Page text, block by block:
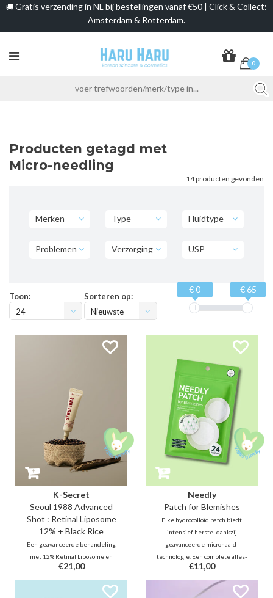
🚚 Gratis verzending in NL bij bestellingen vanaf €50 | Click & Collect:
Amsterdam & Rotterdam.
0
Producten getagd met
Micro-needling
14 producten gevonden
Merken Type Huidtype
Problemen Verzorging USP
Toon:
24
Sorteren op:
Nieuwste
€ 0 € 65
K-Secret
Seoul 1988 Advanced
Shot : Retinal Liposome
12% + Black Rice
Een geavanceerde behandeling
met 12% Retinal Liposome en
micronaald-spiculae voor betere
productopname. Het stimuleert
de celvernieuwing, vermindert
€21,00
Needly
Patch for Blemishes
Elke hydrocolloïd patch biedt
intensief herstel dankzij
geavanceerde micronaald-
technologie. Een complete alles-
in-één oplossing die de huid
direct kalmeert, terwijl het
pukkeltjes én donkere vlekjes
€11,00